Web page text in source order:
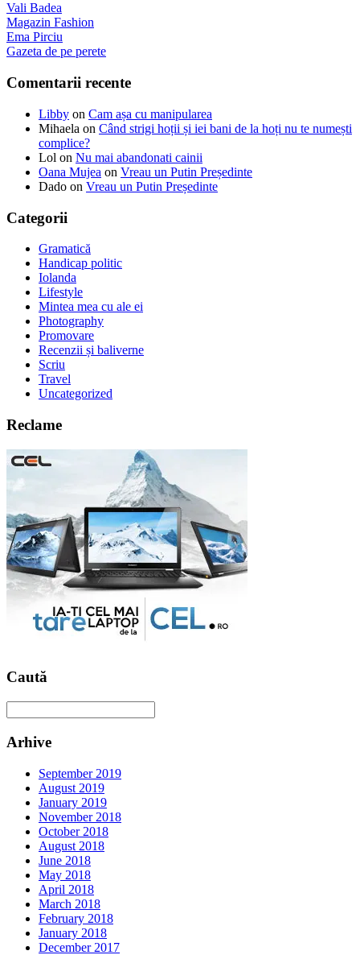
Vali Badea
Magazin Fashion
Ema Pirciu
Gazeta de pe perete
Comentarii recente
Libby on Cam așa cu manipularea
Mihaela on Când strigi hoții și iei bani de la hoți nu te numești
complice?
Lol on Nu mai abandonati cainii
Oana Mujea on Vreau un Putin Președinte
Dado on Vreau un Putin Președinte
Categorii
Gramatică
Handicap politic
Iolanda
Lifestyle
Mintea mea cu ale ei
Photography
Promovare
Recenzii și baliverne
Scriu
Travel
Uncategorized
Reclame
Caută
Arhive
September 2019
August 2019
January 2019
November 2018
October 2018
August 2018
June 2018
May 2018
April 2018
March 2018
February 2018
January 2018
December 2017